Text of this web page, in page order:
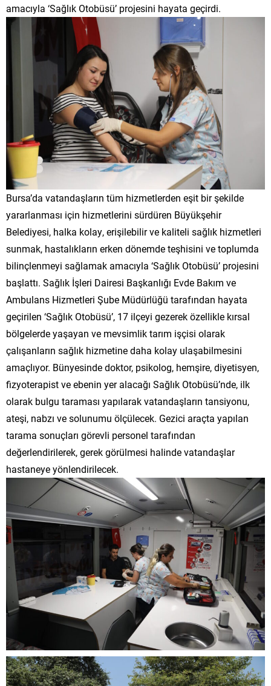
amacıyla ‘Sağlık Otobüsü’ projesini hayata geçirdi.
Bursa’da vatandaşların tüm hizmetlerden eşit bir şekilde
yararlanması için hizmetlerini sürdüren Büyükşehir
Belediyesi, halka kolay, erişilebilir ve kaliteli sağlık hizmetleri
sunmak, hastalıkların erken dönemde teşhisini ve toplumda
bilinçlenmeyi sağlamak amacıyla ‘Sağlık Otobüsü’ projesini
başlattı. Sağlık İşleri Dairesi Başkanlığı Evde Bakım ve
Ambulans Hizmetleri Şube Müdürlüğü tarafından hayata
geçirilen ‘Sağlık Otobüsü’, 17 ilçeyi gezerek özellikle kırsal
bölgelerde yaşayan ve mevsimlik tarım işçisi olarak
çalışanların sağlık hizmetine daha kolay ulaşabilmesini
amaçlıyor. Bünyesinde doktor, psikolog, hemşire, diyetisyen,
fizyoterapist ve ebenin yer alacağı Sağlık Otobüsü’nde, ilk
olarak bulgu taraması yapılarak vatandaşların tansiyonu,
ateşi, nabzı ve solunumu ölçülecek. Gezici araçta yapılan
tarama sonuçları görevli personel tarafından
değerlendirilerek, gerek görülmesi halinde vatandaşlar
hastaneye yönlendirilecek.